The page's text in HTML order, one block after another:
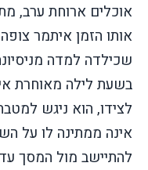
אוכלים ארוחת ערב,
אותו הזמן איתמר
שכילדה למדה
בשעת לילה מאוחרת
לצידו, הוא ניגש
אינה ממתינה לו על
להתיישב מול המסך